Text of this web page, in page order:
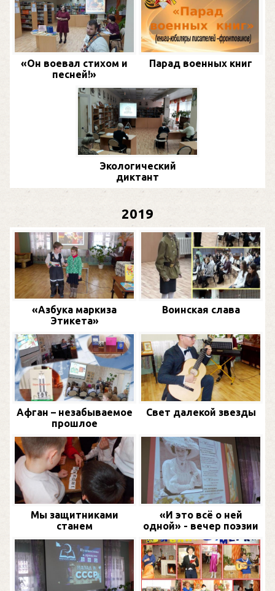
«Он воевал стихом и
песней!»
Парад военных книг
Экологический
диктант
2019
«Азбука маркиза
Этикета»
Воинская слава
Афган – незабываемое
прошлое
Свет далекой звезды
Мы защитниками
станем
«И это всё о ней
одной» - вечер поэзии